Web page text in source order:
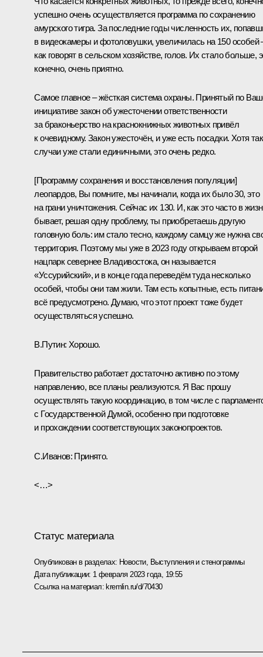
успешно очень осуществляется программа по сохранению
амурского тигра. За последние годы численность их,
в видеокамеры и фотоловушки, увеличилась на 150 особей
как говорят в сельском хозяйстве, голов. Их стало больше,
конечно, очень приятно.
Самое главное – жёсткая система охраны. Принятый по
инициативе закон об ужесточении ответственности
за браконьерство на краснокнижных животных привёл
к очевидному. Закон ужесточён, и уже есть посадки. Хотя
случаи уже стали единичными, это очень редко.
[Программу сохранения и восстановления популяции]
леопардов, Вы помните, мы начинали, когда их было 30, это
на грани уничтожения. Сейчас их 130. И, как это часто в
бывает, решая одну проблему, ты приобретаешь другую
головную боль: им стало тесно, каждому самцу же нужна
территория. Поэтому мы уже в 2023 году открываем второй
нацпарк севернее Владивостока, он называется
«Уссурийский», и в конце года переведём туда несколько
особей, чтобы они там жили. Там есть копытные, есть
всё предусмотрено. Думаю, что этот проект тоже будет
осуществляться успешно.
В.Путин: Хорошо.
Правительство работает достаточно активно по этому
направлению, все планы реализуются. Я Вас прошу
осуществлять такую координацию, в том числе с
с Государственной Думой, особенно при подготовке
и прохождении соответствующих законопроектов.
С.Иванов: Принято.
<…>
Статус материала
Опубликован в разделах: Новости, Выступления и стенограммы
Дата публикации: 1 февраля 2023 года, 19:55
Ссылка на материал: kremlin.ru/d/70430